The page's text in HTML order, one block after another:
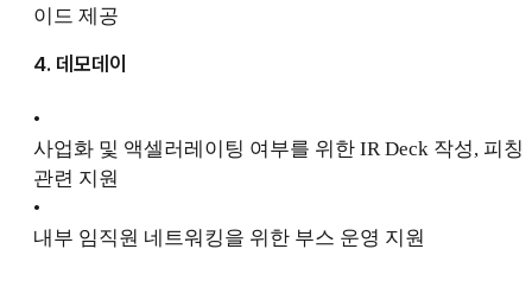
이드 제공
4. 데모데이
•
사업화 및 액셀러레이팅 여부를 위한 IR Deck 작성, 피칭
관련 지원
•
내부 임직원 네트워킹을 위한 부스 운영 지원